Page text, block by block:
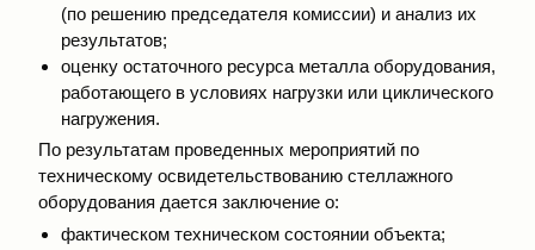
(по решению председателя комиссии) и анализ их
результатов;
оценку остаточного ресурса металла оборудования,
работающего в условиях нагрузки или циклического
нагружения.
По результатам проведенных мероприятий по
техническому освидетельствованию стеллажного
оборудования дается заключение о:
фактическом техническом состоянии объекта;